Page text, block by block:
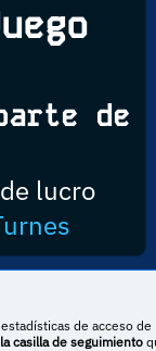
de
lucro
Reconocimiento-de acceso de
casilla de seguimiento